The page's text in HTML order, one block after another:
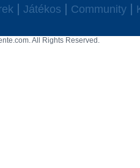
Játékos Community
All Rights Reserved.